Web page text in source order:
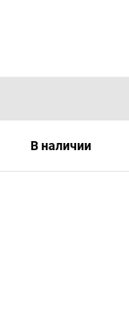
В наличии